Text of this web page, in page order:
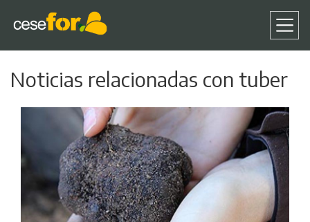
al
principal
Noticias relacionadas con tuber